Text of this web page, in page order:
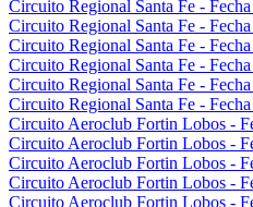
Circuito Regional Santa Fe - Fecha
Circuito Regional Santa Fe - Fecha
Circuito Regional Santa Fe -
Circuito Regional Santa Fe -
Circuito Regional Santa Fe -
Circuito Regional Santa Fe -
Circuito Aeroclub Fortin Lobos -
Circuito Aeroclub Fortin Lobos -
Circuito Aeroclub Fortin Lobos -
Circuito Aeroclub Fortin Lobos -
Circuito Aeroclub Fortin Lobos -